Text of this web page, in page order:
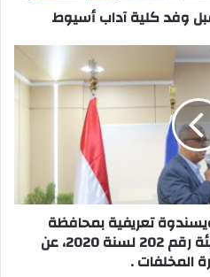
وفد كلية آداب أسيوط
تعريفية بمحافظة
السويس حول قانون البيئة رقم 202 لسنة 2020، عن
المخلفات .